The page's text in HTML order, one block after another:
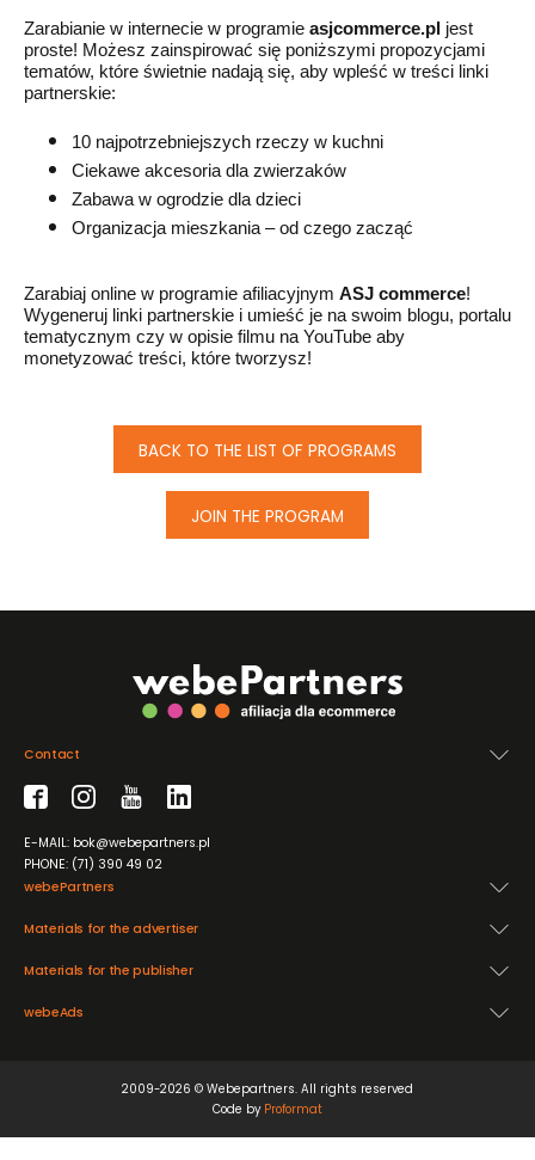
Zarabianie w internecie w programie asjcommerce.pl jest
proste! Możesz zainspirować się poniższymi propozycjami
tematów, które świetnie nadają się, aby wpleść w treści linki
partnerskie:
10 najpotrzebniejszych rzeczy w kuchni
Ciekawe akcesoria dla zwierzaków
Zabawa w ogrodzie dla dzieci
Organizacja mieszkania – od czego zacząć
Zarabiaj online w programie afiliacyjnym ASJ commerce!
Wygeneruj linki partnerskie i umieść je na swoim blogu, portalu
tematycznym czy w opisie filmu na YouTube aby
monetyzować treści, które tworzysz!
BACK TO THE LIST OF PROGRAMS
JOIN THE PROGRAM
webePartners
Materials for the advertiser
Materials for the publisher
webeAds
Contact
E-MAIL: bok@webepartners.pl
PHONE: (71) 390 49 02
2009-2026 © Webepartners. All rights reserved
Code by Proformat